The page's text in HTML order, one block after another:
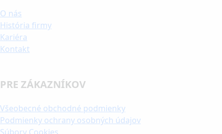
O nás
História firmy
Kariéra
Kontakt
PRE ZÁKAZNÍKOV
Všeobecné obchodné podmienky
Podmienky ochrany osobných údajov